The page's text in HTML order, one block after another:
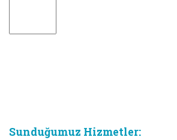
Sunduğumuz Hizmetler: